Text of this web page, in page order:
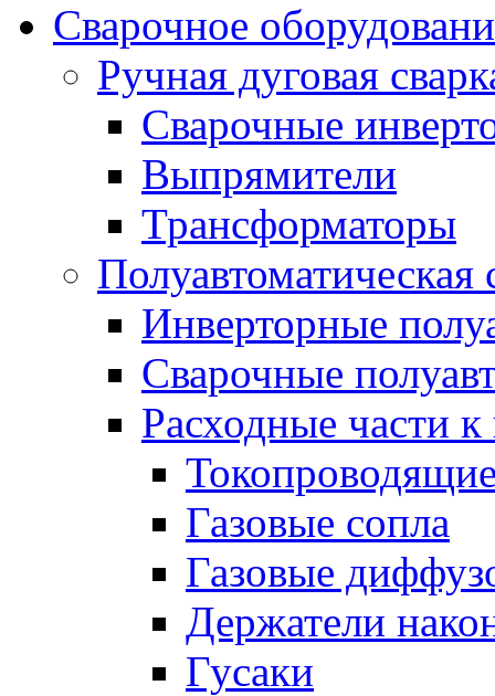
Сварочное
Ручная дуговая
Сварочные
Выпрямители
Трансформаторы
Инверторные
Сварочные
Расходные части
Газовые сопла
Газовые
Держатели
Гусаки